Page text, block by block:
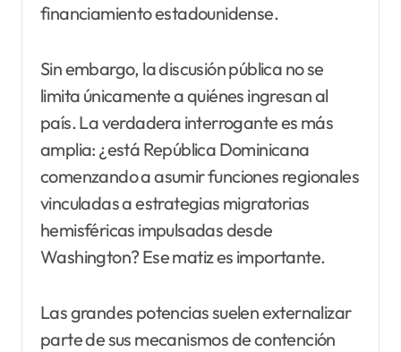
financiamiento estadounidense.
Sin embargo, la discusión pública no se
limita únicamente a quiénes ingresan al
país. La verdadera interrogante es más
amplia: ¿está República Dominicana
comenzando a asumir funciones regionales
vinculadas a estrategias migratorias
hemisféricas impulsadas desde
Washington? Ese matiz es importante.
Las grandes potencias suelen externalizar
parte de sus mecanismos de contención